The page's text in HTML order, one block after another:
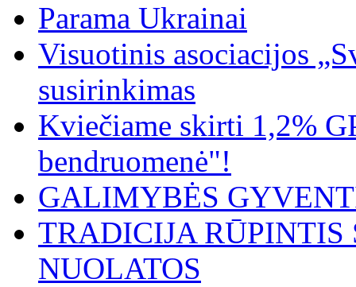
Parama Ukrainai
Visuotinis asociacijos
susirinkimas
Kviečiame skirti 1,2%
bendruomenė"!
GALIMYBĖS
TRADICIJA
NUOLATOS